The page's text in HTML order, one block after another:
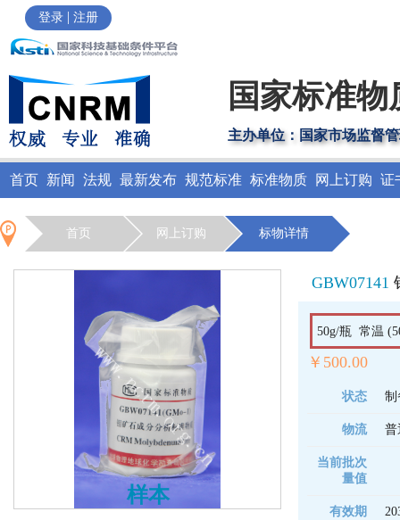
登录 | 注册
国家标准
主办单位：国家市场监督
首页 新闻 法规 最新发布 规范标准 标准物质 网上订购 证
首页 网上订购 标物详情
样本
GBW07141
50g/瓶 常温
￥500.00
状态 制
物流 普
当前批次
量值
有效期